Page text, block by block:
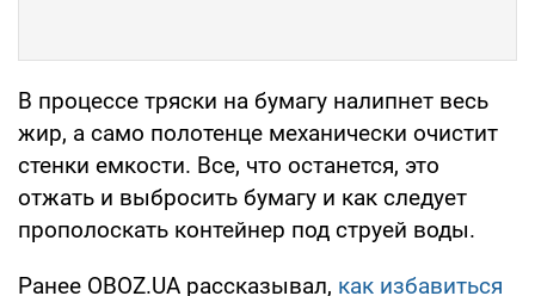
В процессе тряски на бумагу налипнет весь
жир, а само полотенце механически очистит
стенки емкости. Все, что останется, это
отжать и выбросить бумагу и как следует
прополоскать контейнер под струей воды.
Ранее OBOZ.UA рассказывал, как избавиться